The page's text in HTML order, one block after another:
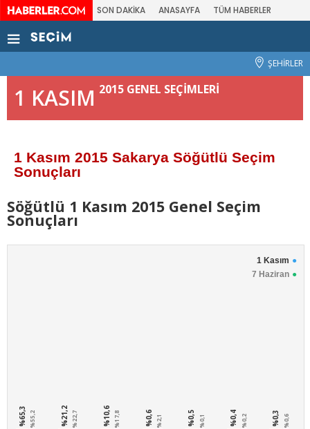
SON DAKİKA ANASAYFA TÜM HABERLER
ŞEHİRLER
1 KASIM 2015 GENEL SEÇİMLERİ
1 Kasım 2015 Sakarya Söğütlü Seçim
Sonuçları
Söğütlü 1 Kasım 2015 Genel Seçim
Sonuçları
1 Kasım
7 Haziran
%65,3 %55,2 %21,2 %22,7 %10,6 %17,8 %0,6 %2,1 %0,5 %0,1 %0,4 %0,2 %0,3 %0,6